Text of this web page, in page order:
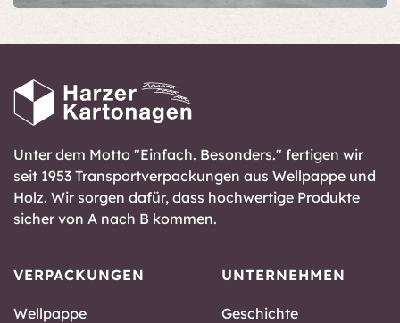
Unter dem Motto "Einfach. Besonders." fertigen wir
seit 1953 Transportverpackungen aus Wellpappe und
Holz. Wir sorgen dafür, dass hochwertige Produkte
sicher von A nach B kommen.
VERPACKUNGEN
Wellpappe
UNTERNEHMEN
Geschichte